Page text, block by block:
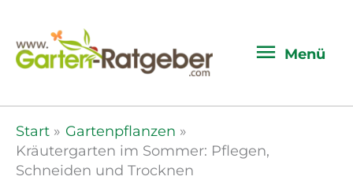
Menü
Start
Gartenpflanzen
Kräutergarten im Sommer: Pflegen,
Schneiden und Trocknen